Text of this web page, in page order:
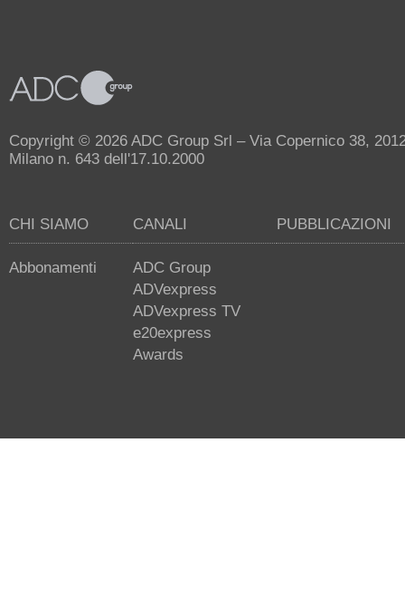
Copyright © 2026 ADC Group Srl – Via Copernico 38,
Milano n. 643 dell'17.10.2000
CHI SIAMO
Abbonamenti
CANALI
ADC Group
ADVexpress
ADVexpress TV
e20express
Awards
PUBBLICAZIONI